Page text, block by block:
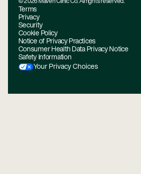
Terms
Privacy
Security
Cookie Policy
Notice of Privacy Practices
Consumer Health Data Privacy Notice
Safety Information
Your Privacy Choices